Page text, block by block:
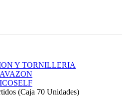
Y TORNILLERIA
(Caja 70 Unidades)